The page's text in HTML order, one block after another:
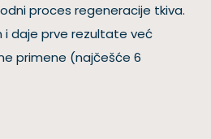
proces regeneracije tkiva.
i daje prve rezultate već
primene (najčešće 6